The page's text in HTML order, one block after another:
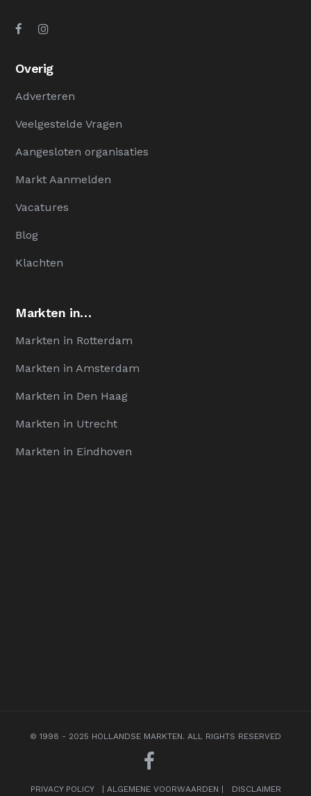
Overig
Adverteren
Veelgestelde Vragen
Aangesloten organisaties
Markt Aanmelden
Vacatures
Blog
Klachten
Markten in…
Markten in Rotterdam
Markten in Amsterdam
Markten in Den Haag
Markten in Utrecht
Markten in Eindhoven
© 1998 - 2025 HOLLANDSE MARKTEN. ALL RIGHTS RESERVED
PRIVACY POLICY ALGEMENE VOORWAARDEN DISCLAIMER